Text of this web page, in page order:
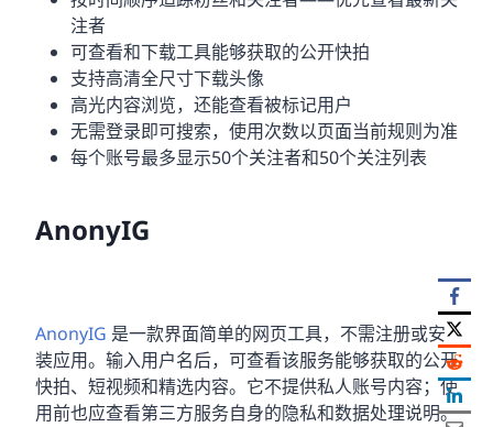
注者
可查看和下载工具能够获取的公开快拍
支持高清全尺寸下载头像
高光内容浏览，还能查看被标记用户
无需登录即可搜索，使用次数以页面当前规则为准
每个账号最多显示50个关注者和50个关注列表
AnonyIG
AnonyIG 是一款界面简单的网页工具，不需注册或安
装应用。输入用户名后，可查看该服务能够获取的公开
快拍、短视频和精选内容。它不提供私人账号内容；使
用前也应查看第三方服务自身的隐私和数据处理说明。